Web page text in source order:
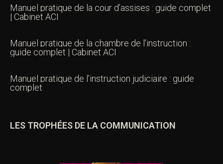
Manuel pratique de la cour d’assises : guide complet
| Cabinet ACI
Manuel pratique de la chambre de l’instruction :
guide complet | Cabinet ACI
Manuel pratique de l’instruction judiciaire : guide
complet
LES TROPHÉES DE LA COMMUNICATION